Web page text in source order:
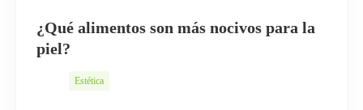
¿Qué alimentos son más nocivos para la
piel?
Estética